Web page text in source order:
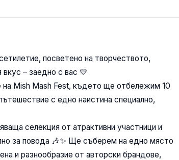
посветено на творчеството,
– заедно с вас 💛
на Mish Mash Fest, където ще отбележим 10
с едно наистина специално,
селекция от атрактивни участници и
за повода 🎶✨ Ще съберем на едно място
и разнообразие от авторски брандове,